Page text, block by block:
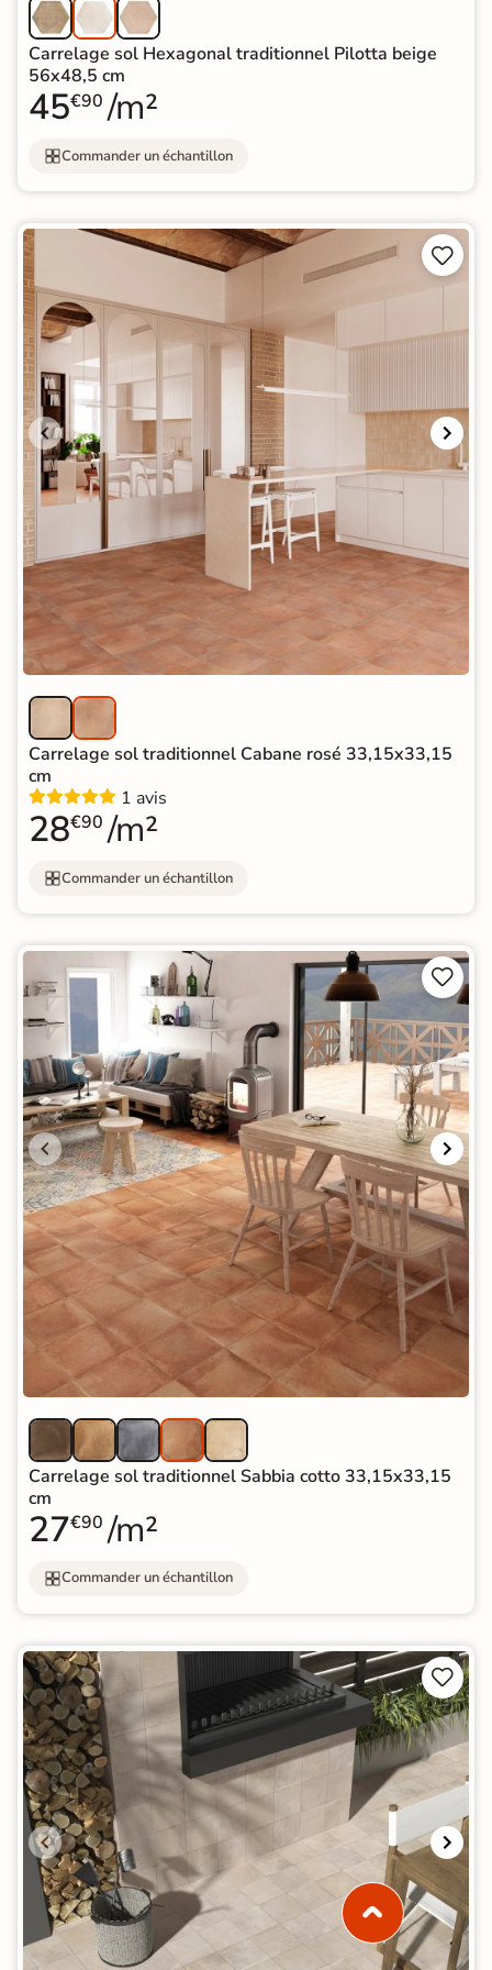
Carrelage sol Hexagonal traditionnel Pilotta beige
56x48,5 cm
45€90 /m²
Commander un échantillon


Carrelage sol traditionnel Cabane rosé 33,15x33,15
cm
1 avis
28€90 /m²
Commander un échantillon


Carrelage sol traditionnel Sabbia cotto 33,15x33,15
cm
27€90 /m²
Commander un échantillon

